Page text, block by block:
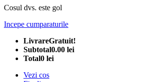
Cosul dvs. este gol
Incepe cumparaturile
LivrareGratuit!
Subtotal0.00 lei
Total0 lei
Vezi cos